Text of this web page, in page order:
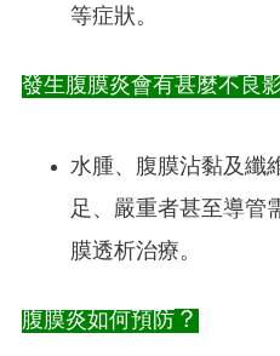
等症狀。
發生腹膜炎會有甚麼不良
水腫、腹膜沾黏及纖
足、嚴重者甚至導管
膜透析治療。
腹膜炎如何預防 ？